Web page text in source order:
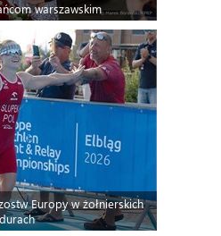
warszawskim
Europy w żołnierskich